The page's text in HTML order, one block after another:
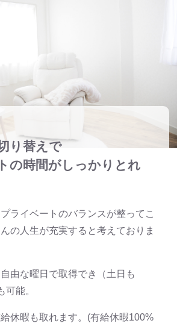
り替えで
の時間がしっかりとれ
ライベートのバランスが整ってこ
の人生が充実すると考えておりま
由な曜日で取得でき（土日も
可能。
休暇も取れます。(有給休暇100%